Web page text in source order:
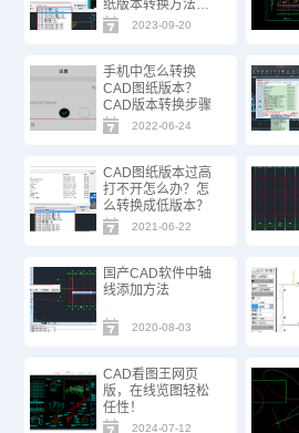
纸版本转换方法步
骤
2023-09-20
手机中怎么转换
CAD图纸版本？
CAD版本转换步骤
2022-06-24
CAD图纸版本过高
打不开怎么办？怎
么转换成低版本？
2021-06-22
国产CAD软件中轴
线添加方法
2020-08-03
CAD看图王网页
版，在线览图轻松
任性！
2024-07-12